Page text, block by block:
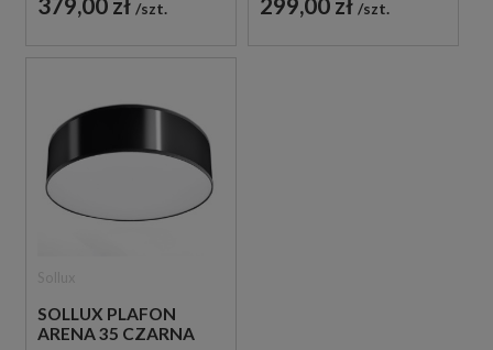
szt. szt.
SOLLUX PLAFON
ARENA 35 CZARNA